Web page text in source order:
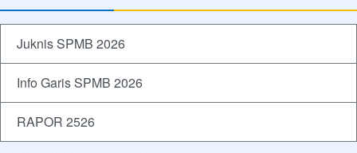
Juknis SPMB 2026
Info Garis SPMB 2026
RAPOR 2526